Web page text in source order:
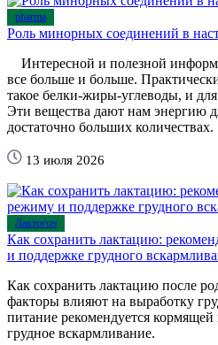
pharma
Роль минорных соединений в
Интересной и полезной
все больше и больше.
такое белки-жиры-углеводы, и
Эти вещества дают нам энергию
достаточно больших количествах.
13 июля 2026
Лактогон
Как сохранить лактацию:
и поддержке грудного
Как сохранить лактацию после
факторы влияют на выработку
питание рекомендуется
грудное вскармливание.